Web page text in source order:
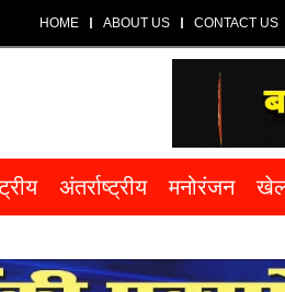
HOME ABOUT US CONTACT US
अंतर्राष्ट्रीय मनोरंजन